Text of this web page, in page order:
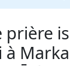
prière